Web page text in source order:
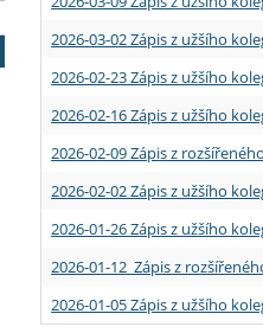
2026-03-02 Zápis z užšího
2026-02-23 Zápis z užšího
2026-02-16 Zápis z užšího
2026-02-09 Zápis z
2026-02-02 Zápis z užšího
2026-01-26 Zápis z užšího
2026-01-12 Zápis z
2026-01-05 Zápis z užšího